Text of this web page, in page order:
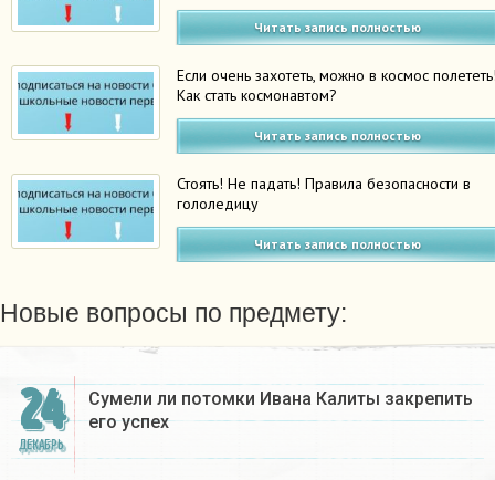
Читать запись полностью
Если очень захотеть, можно в космос
Как стать космонавтом?
Читать запись полностью
Стоять! Не падать! Правила безопасности в
гололедицу
Читать запись полностью
Новые вопросы по предмету:
24
ДЕКАБРЬ
Сумели ли потомки Ивана Калиты закрепить
его успех